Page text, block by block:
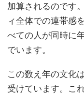
加算されるのです
ィ全体での連帯感
べての人が同時に
でいます。
この数え年の文化
受けています。こ